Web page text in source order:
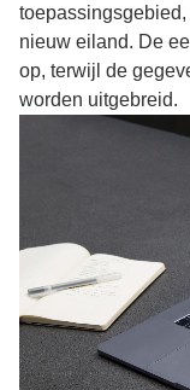
nieuw eiland. De
op, terwijl de
worden uitgebreid.